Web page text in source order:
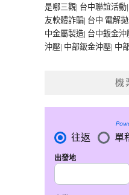
是哪三觀| 台中聯誼活動|
友軟體詐騙| 台中 電解
中金屬製造| 台中鈑金沖
沖壓| 中部鈑金沖壓| 中
機